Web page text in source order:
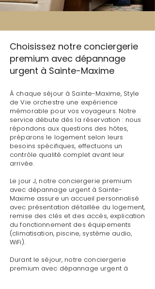
Choisissez notre conciergerie
premium avec dépannage
urgent à Sainte-Maxime
À chaque séjour à Sainte-Maxime, Style
de Vie orchestre une expérience
mémorable pour vos voyageurs. Notre
service débute dès la réservation : nous
répondons aux questions des hôtes,
préparons le logement selon leurs
besoins spécifiques, effectuons un
contrôle qualité complet avant leur
arrivée.
Le jour J, notre conciergerie premium
avec dépannage urgent à Sainte-
Maxime assure un accueil personnalisé
avec présentation détaillée du logement,
remise des clés et des accès, explication
du fonctionnement des équipements
(climatisation, piscine, système audio,
WiFi).
Durant le séjour, notre conciergerie
premium avec dépannage urgent à